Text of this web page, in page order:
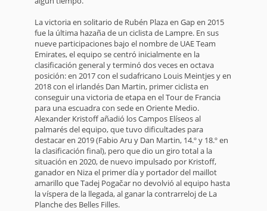
La victoria en solitario de Rubén Plaza en Gap en 2015
fue la última hazaña de un ciclista de Lampre. En sus
nueve participaciones bajo el nombre de UAE Team
Emirates, el equipo se centró inicialmente en la
clasificación general y terminó dos veces en octava
posición: en 2017 con el sudafricano Louis Meintjes y en
2018 con el irlandés Dan Martin, primer ciclista en
conseguir una victoria de etapa en el Tour de Francia
para una escuadra con sede en Oriente Medio.
Alexander Kristoff añadió los Campos Elíseos al
palmarés del equipo, que tuvo dificultades para
destacar en 2019 (Fabio Aru y Dan Martin, 14.º y 18.º en
la clasificación final), pero que dio un giro total a la
situación en 2020, de nuevo impulsado por Kristoff,
ganador en Niza el primer día y portador del maillot
amarillo que Tadej Pogačar no devolvió al equipo hasta
la víspera de la llegada, al ganar la contrarreloj de La
Planche des Belles Filles.